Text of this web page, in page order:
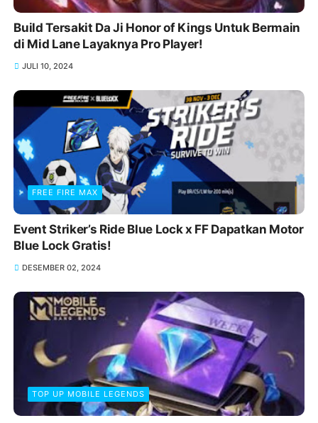
Build Tersakit Da Ji Honor of Kings Untuk Bermain
di Mid Lane Layaknya Pro Player!
JULI 10, 2024
FREE FIRE MAX
Event Striker’s Ride Blue Lock x FF Dapatkan Motor
Blue Lock Gratis!
DESEMBER 02, 2024
TOP UP MOBILE LEGENDS